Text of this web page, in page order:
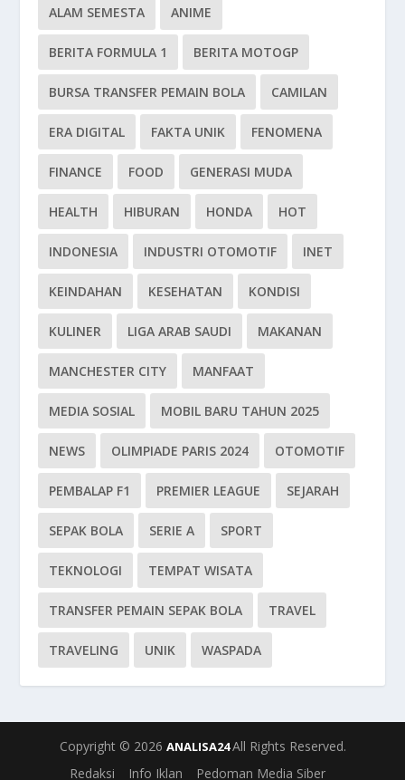
ALAM SEMESTA ANIME
BERITA FORMULA 1 BERITA MOTOGP
BURSA TRANSFER PEMAIN BOLA CAMILAN
ERA DIGITAL FAKTA UNIK FENOMENA
FINANCE FOOD GENERASI MUDA
HEALTH HIBURAN HONDA HOT
INDONESIA INDUSTRI OTOMOTIF INET
KEINDAHAN KESEHATAN KONDISI
KULINER LIGA ARAB SAUDI MAKANAN
MANCHESTER CITY MANFAAT
MEDIA SOSIAL MOBIL BARU TAHUN 2025
NEWS OLIMPIADE PARIS 2024 OTOMOTIF
PEMBALAP F1 PREMIER LEAGUE SEJARAH
SEPAK BOLA SERIE A SPORT
TEKNOLOGI TEMPAT WISATA
TRANSFER PEMAIN SEPAK BOLA TRAVEL
TRAVELING UNIK WASPADA
Copyright © 2026 ANALISA24All Rights Reserved.
Redaksi
Info Iklan Pedoman Media Siber